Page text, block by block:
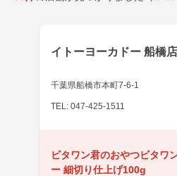
イトーヨーカドー 船橋店
千葉県船橋市本町7-6-1
TEL: 047-425-1511
ビタワン君のおやつビタワ
ー 細切り仕上げ100g